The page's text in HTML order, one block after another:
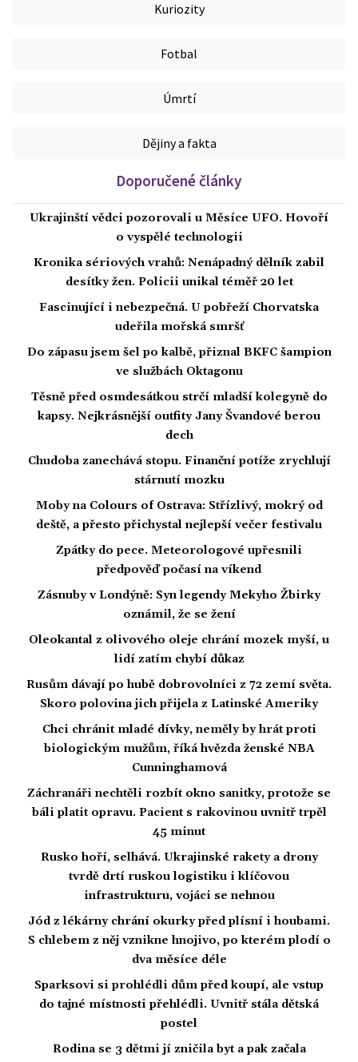
Kuriozity
Fotbal
Úmrtí
Dějiny a fakta
Doporučené články
Ukrajinští vědci pozorovali u Měsíce UFO. Hovoří
o vyspělé technologii
Kronika sériových vrahů: Nenápadný dělník zabil
desítky žen. Policii unikal téměř 20 let
Fascinující i nebezpečná. U pobřeží Chorvatska
udeřila mořská smršť
Do zápasu jsem šel po kalbě, přiznal BKFC šampion
ve službách Oktagonu
Těsně před osmdesátkou strčí mladší kolegyně do
kapsy. Nejkrásnější outfity Jany Švandové berou
dech
Chudoba zanechává stopu. Finanční potíže zrychlují
stárnutí mozku
Moby na Colours of Ostrava: Střízlivý, mokrý od
deště, a přesto přichystal nejlepší večer festivalu
Zpátky do pece. Meteorologové upřesnili
předpověď počasí na víkend
Zásnuby v Londýně: Syn legendy Mekyho Žbirky
oznámil, že se žení
Oleokantal z olivového oleje chrání mozek myší, u
lidí zatím chybí důkaz
Rusům dávají po hubě dobrovolníci z 72 zemí světa.
Skoro polovina jich přijela z Latinské Ameriky
Chci chránit mladé dívky, neměly by hrát proti
biologickým mužům, říká hvězda ženské NBA
Cunninghamová
Záchranáři nechtěli rozbít okno sanitky, protože se
báli platit opravu. Pacient s rakovinou uvnitř trpěl
45 minut
Rusko hoří, selhává. Ukrajinské rakety a drony
tvrdě drtí ruskou logistiku i klíčovou
infrastrukturu, vojáci se nehnou
Jód z lékárny chrání okurky před plísní i houbami.
S chlebem z něj vznikne hnojivo, po kterém plodí o
dva měsíce déle
Sparksovi si prohlédli dům před koupí, ale vstup
do tajné místnosti přehlédli. Uvnitř stála dětská
postel
Rodina se 3 dětmi jí zničila byt a pak začala